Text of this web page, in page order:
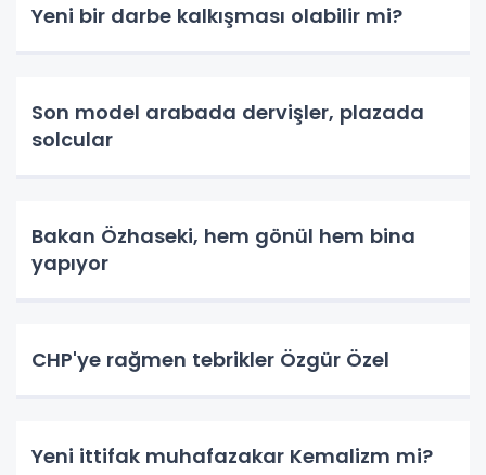
Yeni bir darbe kalkışması olabilir mi?
Son model arabada dervişler, plazada
solcular
Bakan Özhaseki, hem gönül hem bina
yapıyor
CHP'ye rağmen tebrikler Özgür Özel
Yeni ittifak muhafazakar Kemalizm mi?